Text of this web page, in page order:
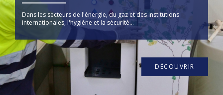
Dans les secteurs de l'énergie, du gaz et des institutions
internationales, l'hygiène et la sécurité...
DÉCOUVRIR